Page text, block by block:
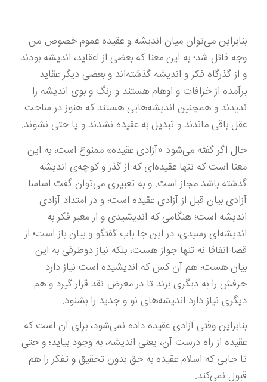
بنابراین می‌توان میان اندیشه و عقیده عموم خصوص من
وجه قائل شد؛ به این معنا که بعضی از اعقاید، اندیشه بودند
و از گذرگاه فکر و اندیشه گذشته‌اند و بعضی دیگر عقاید
برآمده از خرافات و اوهام هستند و رنگ و بوی اندیشه را
ندیدند و همچنین اندیشه‌هایی هستند که هنوز در ساحت
عقل باقی ماندند و تبدیل به عقیده نشدند و یا حتی نشوند.
حال اگر گفته می‌شود «آزادی عقیده» ممنوع است، به این
معنا است که تنها عقیده‌ای که از گذر و کوچه‌ی اندیشه
گذشته باشد مجاز است. و به تعبیری می‌توان گفت اساسا
آزادی بیان قبل از آزادی عقیده است؛ و در امتداد آزادی
اندیشه است؛ هنگامی که اندیشیدی و از معبر فکر به
اندیشه‌ای رسیدی، در این جا باب گفتگو و بیان باز است؛ از
قضا اتفاقا نه تنها جواز هست، بلکه نیاز دوطرفی به این
بیان هست؛ هم آن کس که اندیشیده است نیاز دارد
حرفش را به دیگری بزند تا در معرض نقد قرار گیرد و هم
دیگری نیاز دارد اندیشه‌های نو و جدید را بشنود.
بنابراین وقتی آزادی عقیده داده نمی‌شود، برای آن است که
عقیده از راه درست آن، یعنی اندیشه، به وجود بیاید؛ و حتی
تا جایی که اسلام عقیده به حق بدون تحقیق و تفکر را هم
قبول نمی‌کند.